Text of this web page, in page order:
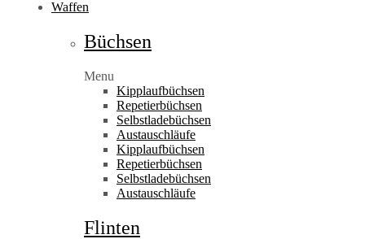
Waffen
Büchsen
Menu
Kipplaufbüchsen
Repetierbüchsen
Selbstladebüchsen
Austauschläufe
Kipplaufbüchsen
Repetierbüchsen
Selbstladebüchsen
Austauschläufe
Flinten